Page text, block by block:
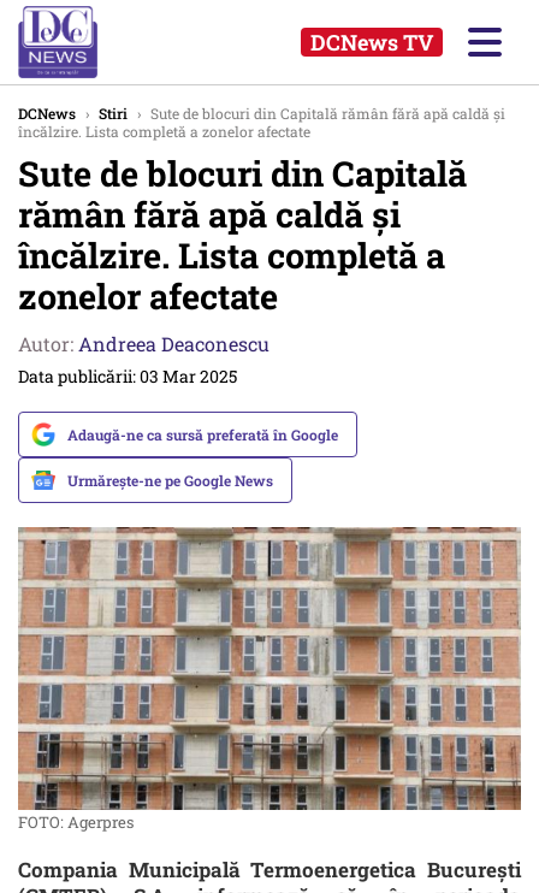
DCNews TV
DCNews › Stiri › Sute de blocuri din Capitală rămân fără apă caldă și
încălzire. Lista completă a zonelor afectate
Sute de blocuri din Capitală
rămân fără apă caldă și
încălzire. Lista completă a
zonelor afectate
Autor: Andreea Deaconescu
Data publicării: 03 Mar 2025
Adaugă-ne ca sursă preferată în Google
Urmărește-ne pe Google News
FOTO: Agerpres
Compania Municipală Termoenergetica București